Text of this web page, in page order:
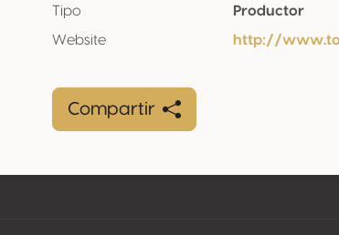
Tipo
Productor
Website
http://
Compartir